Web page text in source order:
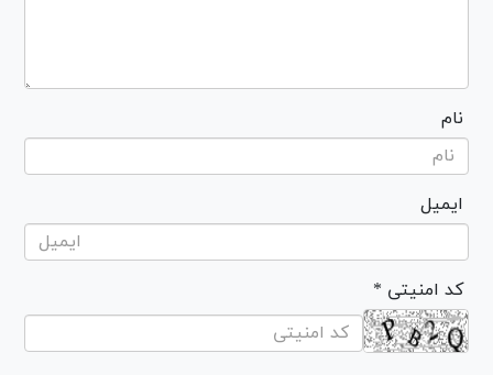
نام
ایمیل
* کد امنیتی